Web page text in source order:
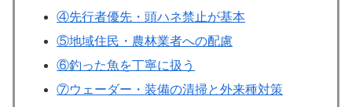
④先行者優先・頭ハネ禁止が基本
⑤地域住民・農林業者への配慮
⑥釣った魚を丁寧に扱う
⑦ウェーダー・装備の清掃と外来種対策